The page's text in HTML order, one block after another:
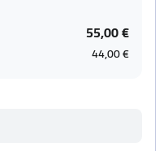
55,00 €
44,00 €